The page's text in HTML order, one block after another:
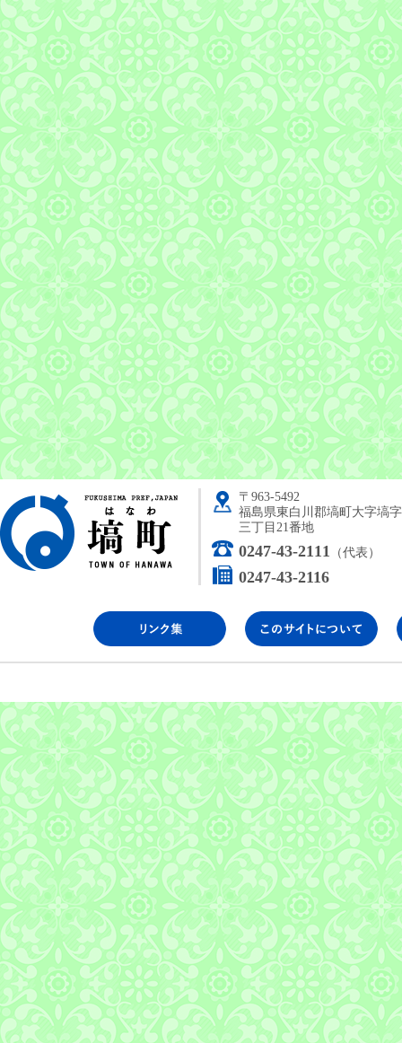
塙町
〒963-5492
福島県東白川郡塙町大字塙
三丁目21番地
0247-43-2111 （代表）
0247-43-2116
リンク集